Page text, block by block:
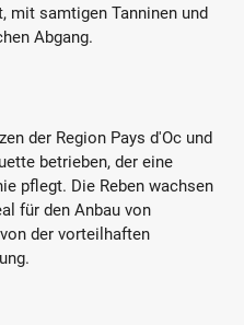
mit samtigen Tanninen und
Abgang.
der Region Pays d'Oc und
betrieben, der eine
pflegt. Die Reben wachsen
für den Anbau von
der vorteilhaften